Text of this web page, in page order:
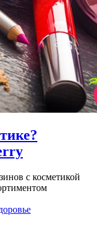
с косметикой